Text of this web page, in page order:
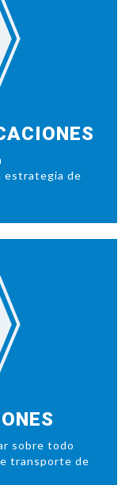
estrategia de
sobre todo
transporte de